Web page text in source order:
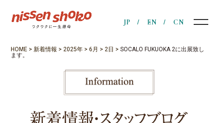
JP EN CN
HOME >新着情報 >2025年 >6月 >2日 >SOCALO FUKUOKA 2に出展致し
ます。